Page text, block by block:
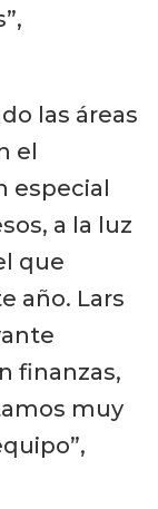
las áreas
el
especial
a la luz
que
año. Lars
finanzas,
muy